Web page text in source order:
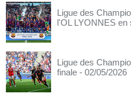
Ligue des
l'OL LYONNES en
Ligue des
finale - 02/05/2026